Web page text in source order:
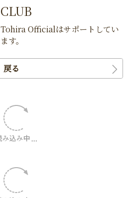
CLUB
Tohira Officialはサポートしてい
ます。
戻る